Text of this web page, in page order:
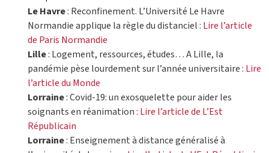
Le Havre: Reconfinement. L’Université Le Havre
Normandie applique la règle du distanciel : Lire l’article
de Paris Normandie
Lille: Logement, ressources, études… A Lille, la
pandémie pèse lourdement sur l’année universitaire : Lire
l’article du Monde
Lorraine: Covid-19: un exosquelette pour aider les
soignants en réanimation : Lire l’article de L’Est
Républicain
Lorraine: Enseignement à distance généralisé à